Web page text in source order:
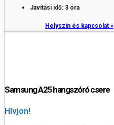
Javítási idő: 3 óra
Helyszín és kapcsolat »
Samsung A25 hangszóró csere
Hívjon!